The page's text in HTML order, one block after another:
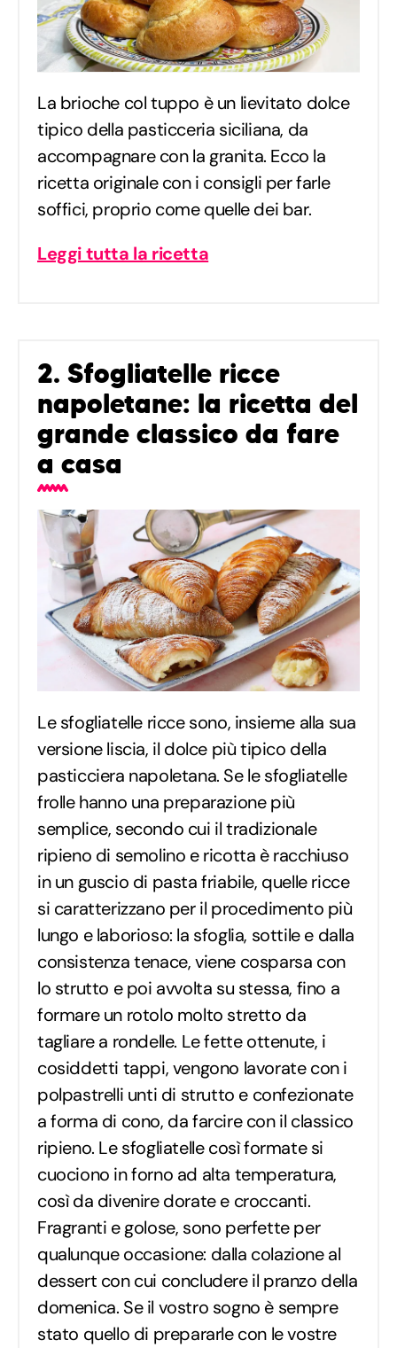
La brioche col tuppo è un lievitato dolce
tipico della pasticceria siciliana, da
accompagnare con la granita. Ecco la
ricetta originale con i consigli per farle
soffici, proprio come quelle dei bar.
Leggi tutta la ricetta
2. Sfogliatelle ricce
napoletane: la ricetta del
grande classico da fare
a casa
Le sfogliatelle ricce sono, insieme alla sua
versione liscia, il dolce più tipico della
pasticciera napoletana. Se le sfogliatelle
frolle hanno una preparazione più
semplice, secondo cui il tradizionale
ripieno di semolino e ricotta è racchiuso
in un guscio di pasta friabile, quelle ricce
si caratterizzano per il procedimento più
lungo e laborioso: la sfoglia, sottile e dalla
consistenza tenace, viene cosparsa con
lo strutto e poi avvolta su stessa, fino a
formare un rotolo molto stretto da
tagliare a rondelle. Le fette ottenute, i
cosiddetti tappi, vengono lavorate con i
polpastrelli unti di strutto e confezionate
a forma di cono, da farcire con il classico
ripieno. Le sfogliatelle così formate si
cuociono in forno ad alta temperatura,
così da divenire dorate e croccanti.
Fragranti e golose, sono perfette per
qualunque occasione: dalla colazione al
dessert con cui concludere il pranzo della
domenica. Se il vostro sogno è sempre
stato quello di prepararle con le vostre